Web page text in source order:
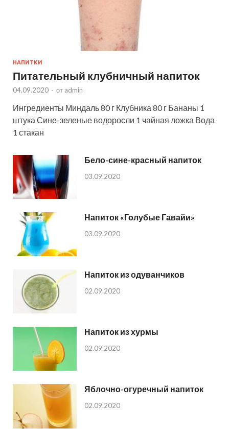
НАПИТКИ
Питательный клубничный напиток
04.09.2020 - от admin
Ингредиенты Миндаль 80 г Клубника 80 г Бананы 1
штука Сине-зеленые водоросли 1 чайная ложка Вода
1 стакан
Бело-сине-красный напиток
03.09.2020
Напиток «Голубые Гавайи»
03.09.2020
Напиток из одуванчиков
02.09.2020
Напиток из хурмы
02.09.2020
Яблочно-огуречный напиток
02.09.2020